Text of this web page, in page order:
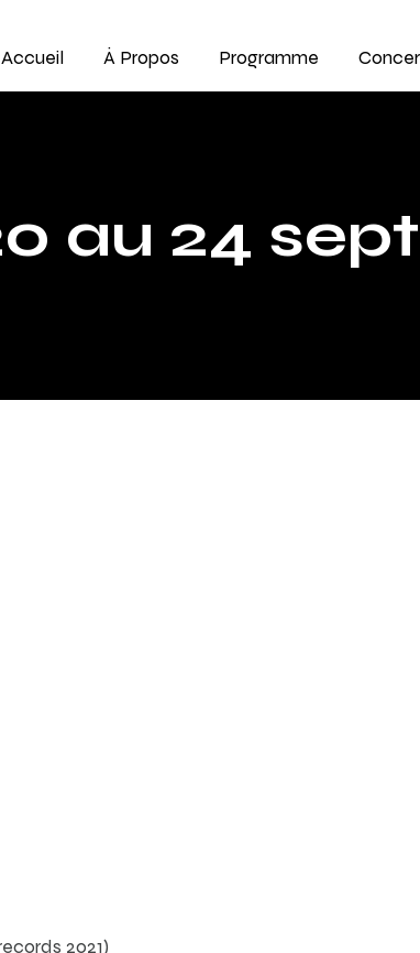
Accueil À Propos Programme
au 24
2021)